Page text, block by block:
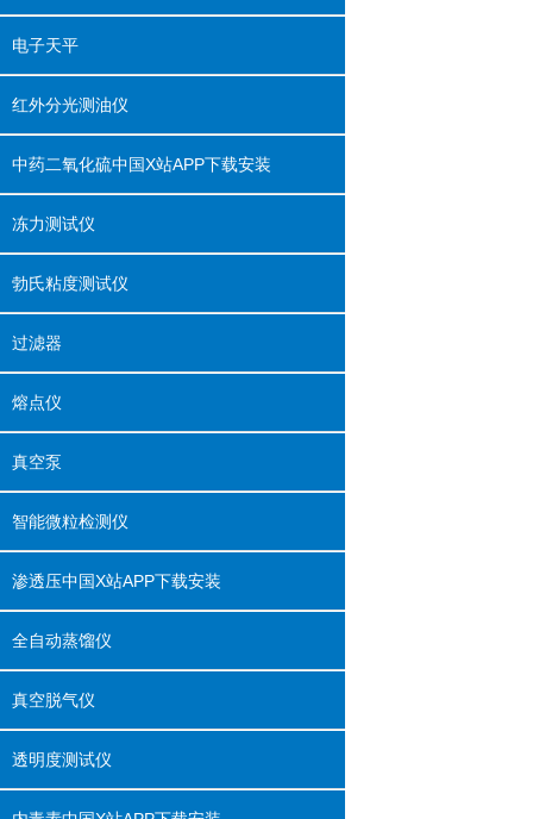
电子天平
红外分光测油仪
中药二氧化硫中国X站APP下载安装
冻力测试仪
勃氏粘度测试仪
过滤器
熔点仪
真空泵
智能微粒检测仪
渗透压中国X站APP下载安装
全自动蒸馏仪
真空脱气仪
透明度测试仪